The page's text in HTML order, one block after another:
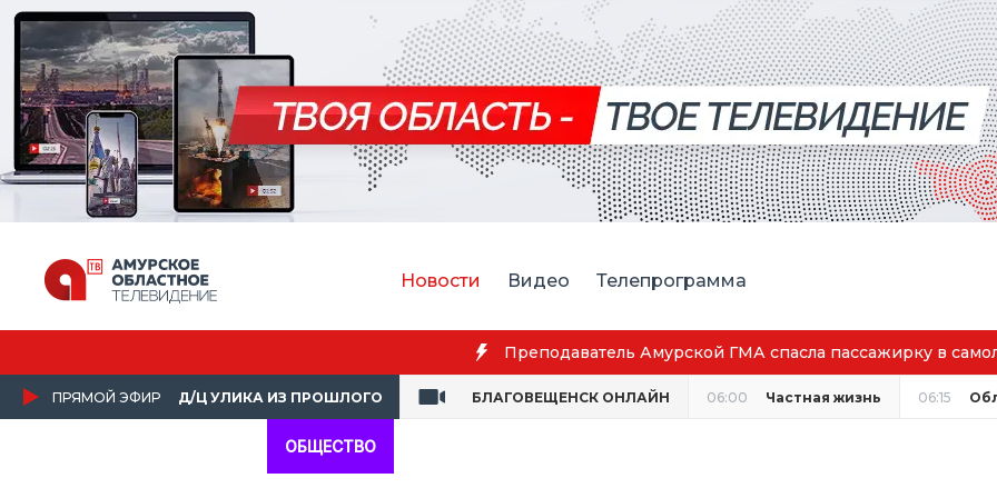
Новости Видео Телепрограмма
ПРЯМОЙ ЭФИР Д/Ц УЛИКА ИЗ ПРОШЛОГО БЛАГОВЕЩЕНСК ОНЛАЙН 06:00 Частная жизнь 06:15
ОБЩЕСТВО